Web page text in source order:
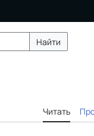
Найти
Читать